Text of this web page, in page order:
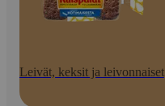
Leivät, keksit ja leivonnaiset